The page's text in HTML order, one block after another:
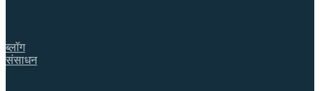
ब्लॉग
संसाधन